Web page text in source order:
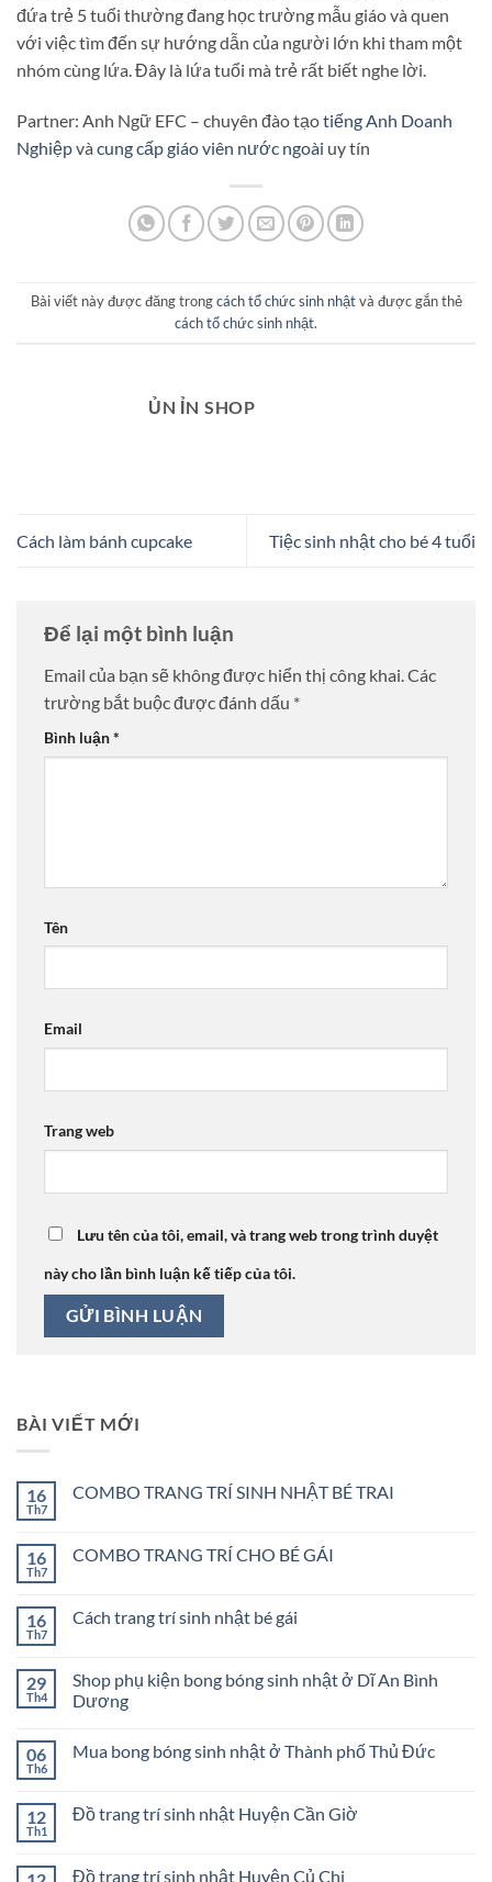
đứa trẻ 5 tuổi thường đang học trường mẫu giáo và quen
với việc tìm đến sự hướng dẫn của người lớn khi tham một
nhóm cùng lứa. Đây là lứa tuổi mà trẻ rất biết nghe lời.
Partner: Anh Ngữ EFC – chuyên đào tạotiếng Anh Doanh
Nghiệpvà cung cấp giáo viên nước ngoài uy tín
Bài viết này được đăng trongcách tổ chức sinh nhậtvà được gắn thẻ
cách tổ chức sinh nhật.
ỦN ỈN SHOP
Cách làm bánh cupcake Tiệc sinh nhật cho bé 4 tuổi
Để lại một bình luận
Email của bạn sẽ không được hiển thị công khai. Các
trường bắt buộc được đánh dấu *
Bình luận*
Tên
Email
Trang web
Lưu tên của tôi, email, và trang web trong trình duyệt
này cho lần bình luận kế tiếp của tôi.
BÀI VIẾT MỚI
16
Th7
COMBO TRANG TRÍ SINH NHẬT BÉ TRAI
luận
TRÍ
SINH
16
Th7
COMBO TRANG TRÍ CHO BÉ GÁI
luận
TRÍ
CHO
BÉ
16
Th7
Cách trang trí sinh nhật bé gái
luận
ở
Cách
sinh
29
Th4
Shop phụ kiện bong bóng sinh nhật ở Dĩ An Bình
Dương
bình
phụ
kiện
06
Th6
Mua bong bóng sinh nhật ở Thành phố Thủ Đức
luận
bóng
12
Th1
Đồ trang trí sinh nhật Huyện Cần Giờ
Đồ trang trí sinh nhật Huyện Củ Chi